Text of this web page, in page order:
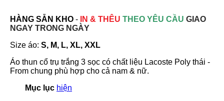
HÀNG SẴN KHO - IN & THÊU THEO YÊU CẦU GIAO
NGAY TRONG NGÀY
Size áo: S, M, L, XL, XXL
Áo thun cổ trụ trắng 3 sọc có chất liệu Lacoste Poly thái -
From chung phù hợp cho cả nam & nữ.
Mục lục hiện